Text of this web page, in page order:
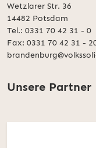
Wetzlarer Str. 36
14482 Potsdam
Tel.: 0331 70 42 31 - 0
Fax: 0331 70 42 31 -
Unsere Partner